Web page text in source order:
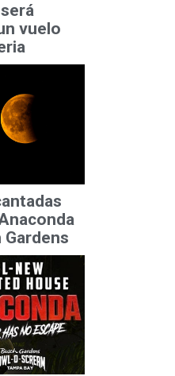
vuelo
Gardens